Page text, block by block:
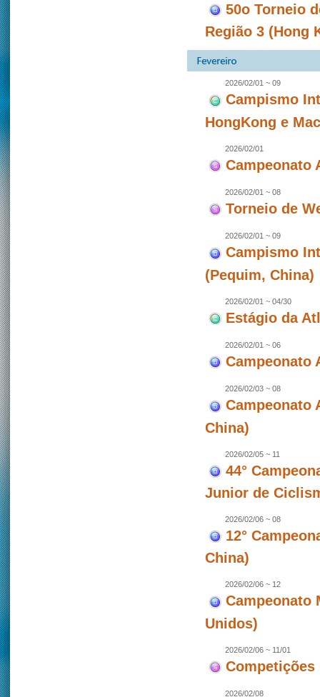
50o Torneio
Região 3 (Hong
2026/02/01 ~ 09
Campismo
HongKong e
2026/02/01
Campeonato
2026/02/01 ~ 08
Torneio de
2026/02/01 ~ 09
Campismo
(Pequim, China)
2026/02/01 ~ 04/30
Estágio da
2026/02/01 ~ 06
Campeonato
2026/02/03 ~ 08
Campeonato
China)
2026/02/05 ~ 11
44°
Junior de
2026/02/06 ~ 08
12°
China)
2026/02/06 ~ 12
Campeonato
Unidos)
2026/02/06 ~ 11/01
Competições
2026/02/08